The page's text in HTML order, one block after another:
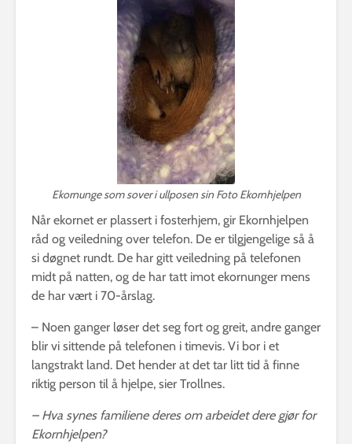
Ekornunge som sover i ullposen sin Foto Ekornhjelpen
Når ekornet er plassert i fosterhjem, gir Ekornhjelpen
råd og veiledning over telefon. De er tilgjengelige så å
si døgnet rundt. De har gitt veiledning på telefonen
midt på natten, og de har tatt imot ekornunger mens
de har vært i 70-årslag.
– Noen ganger løser det seg fort og greit, andre ganger
blir vi sittende på telefonen i timevis. Vi bor i et
langstrakt land. Det hender at det tar litt tid å finne
riktig person til å hjelpe, sier Trollnes.
– Hva synes familiene deres om arbeidet dere gjør for
Ekornhjelpen?